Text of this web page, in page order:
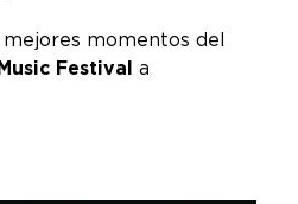
momentos del
Festival a